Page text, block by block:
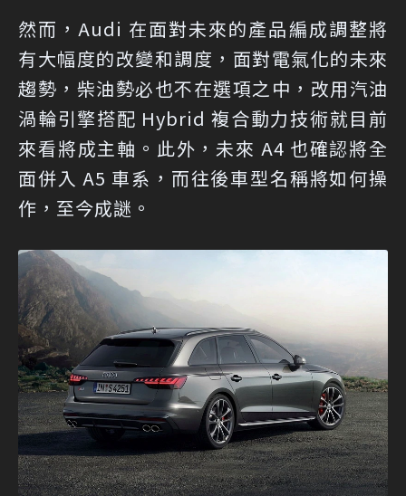
然而，Audi 在面對未來的產品編成調整將
有大幅度的改變和調度，面對電氣化的未來
趨勢，柴油勢必也不在選項之中，改用汽油
渦輪引擎搭配 Hybrid 複合動力技術就目前
來看將成主軸。此外，未來 A4 也確認將全
面併入 A5 車系，而往後車型名稱將如何操
作，至今成謎。